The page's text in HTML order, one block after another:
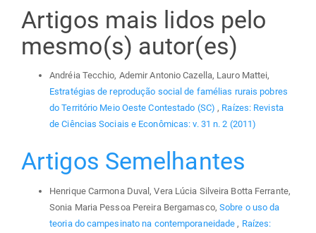
Artigos mais lidos pelo
mesmo(s) autor(es)
Andréia Tecchio, Ademir Antonio Cazella, Lauro Mattei,
Estratégias de reprodução social de famélias rurais pobres
do Território Meio Oeste Contestado (SC), Raízes: Revista
de Ciências Sociais e Econômicas: v. 31 n. 2 (2011)
Artigos Semelhantes
Henrique Carmona Duval, Vera Lúcia Silveira Botta Ferrante,
Sonia Maria Pessoa Pereira Bergamasco, Sobre o uso da
teoria do campesinato na contemporaneidade , Raízes: